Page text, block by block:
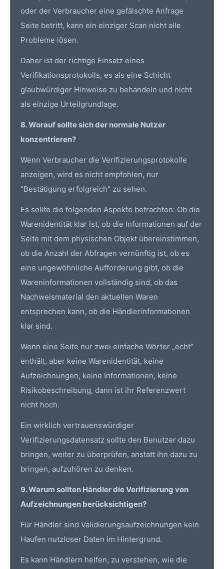
oder der Verbraucher eine gefälschte Anfrage
Seite betritt, kann ein einziger Scan nicht alle
Probleme lösen.
Daher ist der richtige Einsatz eines
Verifikationsprotokolls, es als eine Schicht
glaubwürdiger Hinweise zu behandeln und nicht
als einzige Urteilgrundlage.
8. Worauf sollte sich der normale Nutzer
konzentrieren?
Wenn Verbraucher die Verifizierungsprotokolle
anzeigen, wird es nicht empfohlen, nur
"Bestätigung erfolgreich" zu sehen.
Es sollte die folgenden Aspekte betrachten: Ob die
Warenidentität klar ist, ob die Informationen auf der
Seite mit dem physischen Objekt übereinstimmen,
ob die Anzahl der Abfragen vernünftig ist, ob es
eine ungewöhnliche Aufforderung gibt, ob die
Wareninformationen vollständig sind, ob das
Nachweismaterial den aktuellen Waren
entsprechen kann, ob die Händlerinformationen
klar sind.
Wenn eine Seite nur zwei einfache Wörter „echt"
enthält, aber keine Warenidentität, keine
Aufzeichnungen, keine Informationen, keine
Risikobeschreibung, dann ist ihr Referenzwert
nicht hoch.
Ein wirklich vertrauenswürdiger
Verifizierungsdatensatz sollte den Benutzer dazu
bringen, weiter zu überprüfen, anstatt ihn dazu zu
bringen, aufzuhören zu denken.
9. Warum sollten Händler die Verifizierung von
Aufzeichnungen berücksichtigen?
Für Händler sind Validierungsaufzeichnungen kein
Haufen nutzloser Daten im Hintergrund.
Es kann Händlern helfen, zu verstehen, wie die